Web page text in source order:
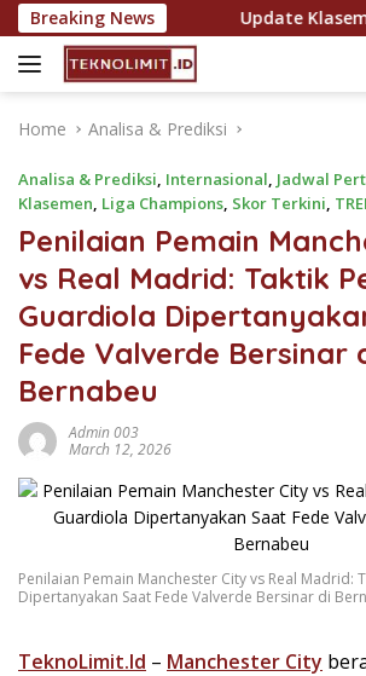
Skip
to
content
Breaking News
Indonesia Update Klasemen
Home Analisa & Prediksi
Analisa & Prediksi, Internasional, Jadwal
Klasemen, Liga Champions, Skor Terkini,
Penilaian Pemain
vs Real Madrid: Taktik
Guardiola
Fede Valverde Bersinar
Bernabeu
Admin 003
March 12, 2026
Penilaian Pemain Manchester City vs Real Madrid:
Dipertanyakan Saat Fede Valverde Bersinar di
TeknoLimit.Id – Manchester City